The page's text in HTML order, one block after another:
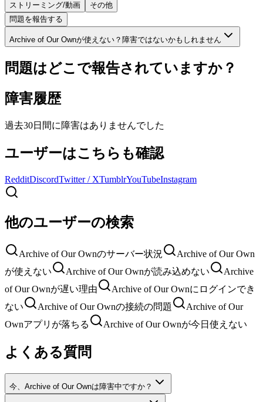
ストリーミング/動画
その他
問題を報告する
Archive of Our Ownが使えない？障害ではないかもしれません
問題はどこで報告されていますか？
障害履歴
過去30日間に障害はありませんでした
ユーザーはこちらも確認
RedditDiscordTwitter / XTumblrYouTubeInstagram
他のユーザーの検索
Archive of Our Ownのサーバー状況
Archive of Our Own
が使えない
Archive of Our Ownが読み込めない
Archive
of Our Ownが遅い理由
Archive of Our Ownにログインでき
ない
Archive of Our Ownの接続の問題
Archive of Our
Ownアプリが落ちる
Archive of Our Ownが今日使えない
よくある質問
今、Archive of Our Ownは障害中ですか？